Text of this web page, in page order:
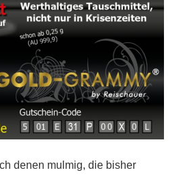
denen mulmig, die bisher